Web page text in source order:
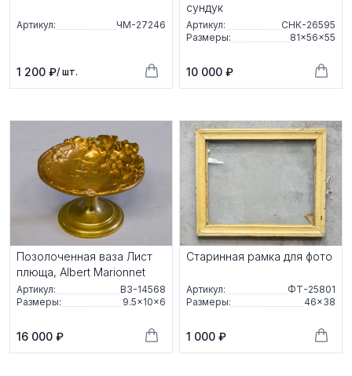
Артикул: ЧМ-27246
1 200 ₽/ шт.
сундук
Артикул:
СНК-26595
Размеры:
81×56×55
10 000 ₽
Позолоченная ваза Лист
плюща, Albert Marionnet
Артикул:
ВЗ-14568
Размеры:
9.5×10×6
16 000 ₽
Старинная рамка для фото
Артикул:
ФТ-25801
Размеры:
46×38
1 000 ₽